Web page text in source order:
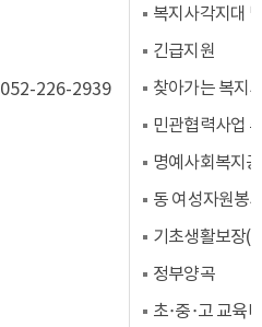
052-226-2939
복지사각지대
긴급지원
찾아가는 복지
민관협력사업
명예사회복지
동 여성자원봉
기초생활보장(
정부양곡
초·중·고 교육비